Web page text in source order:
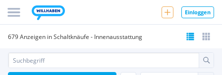
Einloggen
679 Anzeigen in Schaltknäufe - Innenausstattung